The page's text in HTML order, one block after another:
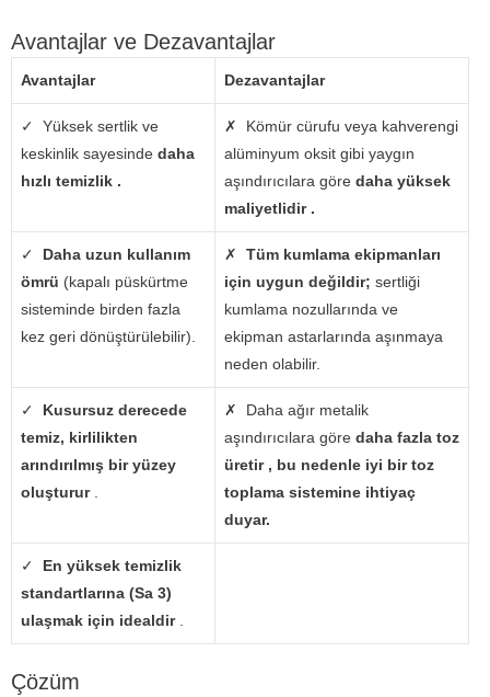
Avantajlar ve Dezavantajlar
Avantajlar Dezavantajlar
✓ Yüksek sertlik ve
keskinlik sayesinde daha
hızlı temizlik .
✗ Kömür cürufu veya kahverengi
alüminyum oksit gibi yaygın
aşındırıcılara göre daha yüksek
maliyetlidir .
✓ Daha uzun kullanım
ömrü (kapalı püskürtme
sisteminde birden fazla
kez geri dönüştürülebilir).
✗ Tüm kumlama ekipmanları
için uygun değildir; sertliği
kumlama nozullarında ve
ekipman astarlarında aşınmaya
neden olabilir.
✓ Kusursuz derecede
temiz, kirlilikten
arındırılmış bir yüzey
oluşturur
✗ Daha ağır metalik
aşındırıcılara göre daha fazla toz
üretir , bu nedenle iyi bir toz
toplama sistemine ihtiyaç
duyar.
✓ En yüksek temizlik
standartlarına (Sa 3)
ulaşmak için idealdir
Çözüm